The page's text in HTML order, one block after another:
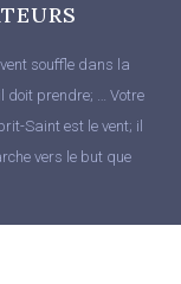
souffle dans la
doit prendre; … Votre
Saint est le vent; il
vers le but que